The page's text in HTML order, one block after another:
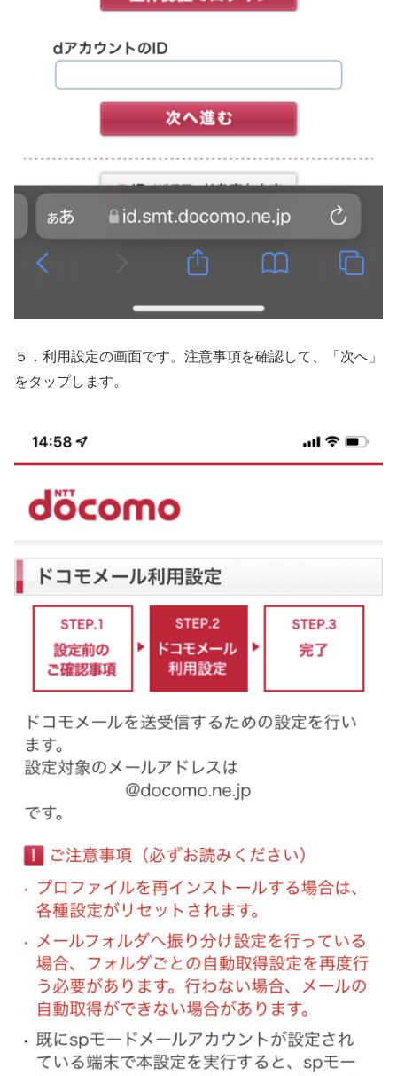
５．利用設定の画面です。注意事項を確認して、「次へ」
をタップします。